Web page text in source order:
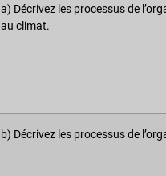
a) Décrivez les processus de
au climat.
b) Décrivez les processus de